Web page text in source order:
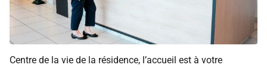
Centre de la vie de la résidence, l’accueil est à votre